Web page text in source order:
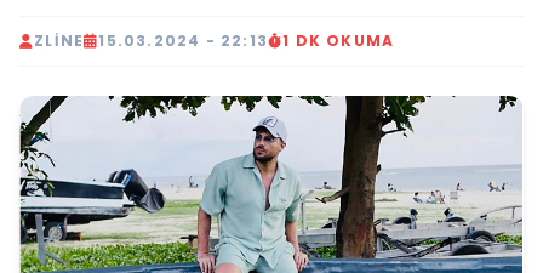
ZLINE 15.03.2024 - 22:13 1 DK OKUMA